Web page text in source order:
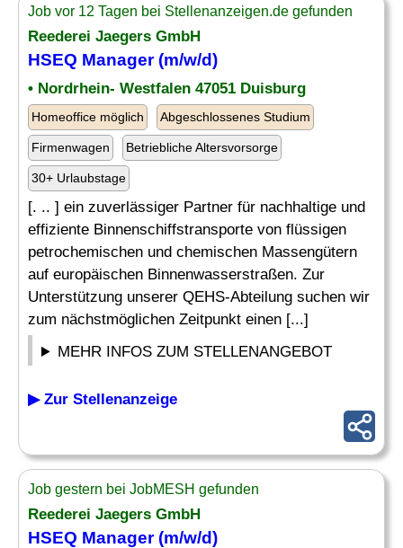
Job vor 12 Tagen bei Stellenanzeigen.de gefunden
Reederei Jaegers GmbH
HSEQ Manager (m/w/d)
• Nordrhein- Westfalen 47051 Duisburg
Homeoffice möglich Abgeschlossenes Studium
Firmenwagen Betriebliche Altersvorsorge
30+ Urlaubstage
[. .. ] ein zuverlässiger Partner für nachhaltige und
effiziente Binnenschiffstransporte von flüssigen
petrochemischen und chemischen Massengütern
auf europäischen Binnenwasserstraßen. Zur
Unterstützung unserer QEHS-Abteilung suchen wir
zum nächstmöglichen Zeitpunkt einen [...]
MEHR INFOS ZUM STELLENANGEBOT
▶ Zur Stellenanzeige
Job gestern bei JobMESH gefunden
Reederei Jaegers GmbH
HSEQ Manager (m/w/d)